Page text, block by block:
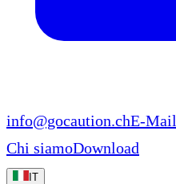
info@gocaution.chE-Mail
Chi siamoDownload
IT